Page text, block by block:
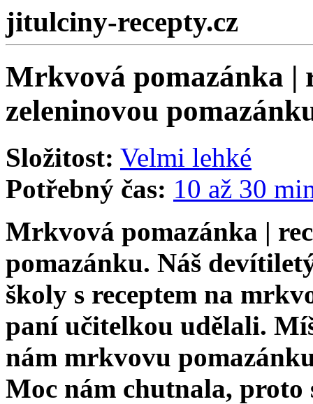
jitulciny-recepty.cz
Mrkvová pomazánka |
zeleninovou
Složitost: Velmi lehké
Potřebný čas: 10 až 30
Mrkvová pomazánka |
pomazánku. Náš
školy s receptem na
paní učitelkou udělali.
nám mrkvovu
Moc nám chutnala, proto